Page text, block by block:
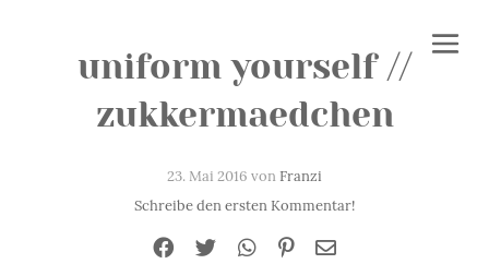
uniform yourself //
zukkermaedchen
23. Mai 2016 vonFranzi
Schreibe den ersten Kommentar!